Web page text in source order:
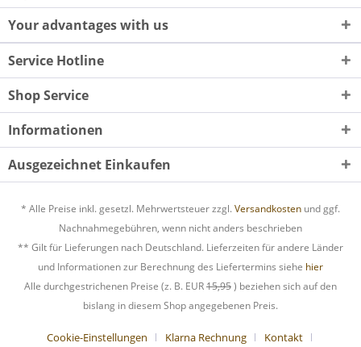
Your advantages with us
Service Hotline
Shop Service
Informationen
Ausgezeichnet Einkaufen
* Alle Preise inkl. gesetzl. Mehrwertsteuer zzgl. Versandkosten und ggf.
Nachnahmegebühren, wenn nicht anders beschrieben
** Gilt für Lieferungen nach Deutschland. Lieferzeiten für andere Länder
und Informationen zur Berechnung des Liefertermins siehe hier
Alle durchgestrichenen Preise (z. B. EUR15,95) beziehen sich auf den
bislang in diesem Shop angegebenen Preis.
Cookie-Einstellungen Klarna Rechnung Kontakt